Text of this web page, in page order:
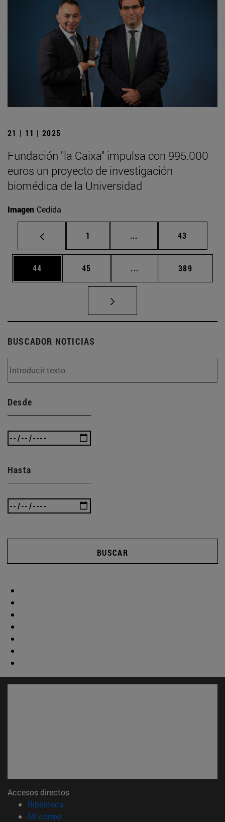
21 | 11 | 2025
Fundación "la Caixa" impulsa con 995.000
euros un proyecto de investigación
biomédica de la Universidad
Imagen Cedida
Página
1 ... Páginas intermedias
Página
43
Página
44 Página
45 ... Páginas intermedias
Página
389
BUSCADOR NOTICIAS
Desde
Hasta
BUSCAR
Accesos directos
Biblioteca
Mi correo(abre en nueva ventana)